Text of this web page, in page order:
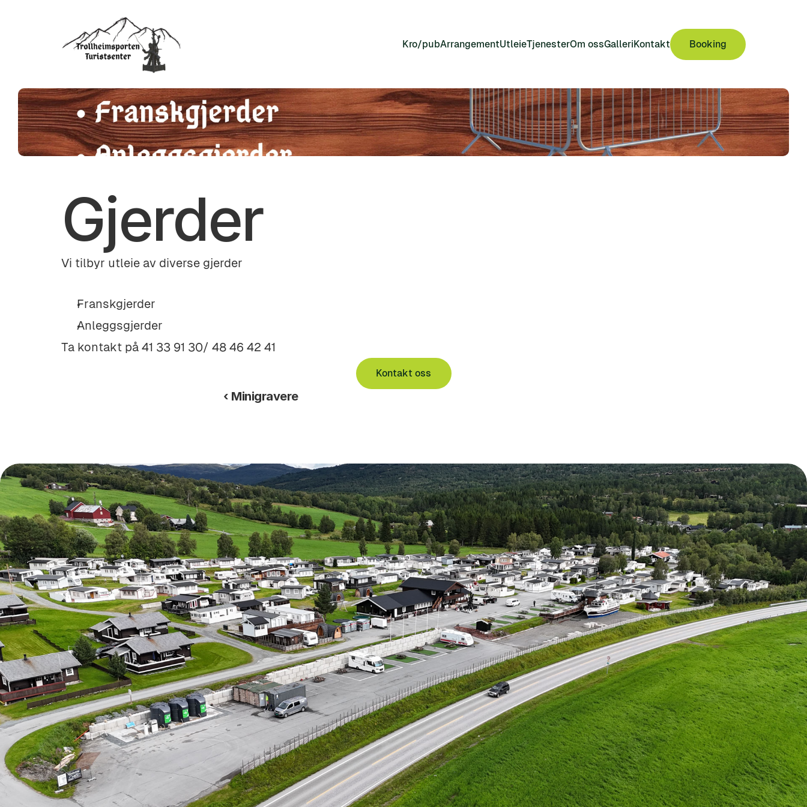
Kro/pubArrangementUtleieTjenesterOm ossGalleriKontakt Booking
Gjerder
Vi tilbyr utleie av diverse gjerder
Franskgjerder
Anleggsgjerder
Ta kontakt på 41 33 91 30/ 48 46 42 41
Kontakt oss
‹ Minigravere
Velkommen til oss
Book
Følg oss på Facebook!
Linker
Hjem
Kro/pub
Arrangement
Galleri
Om oss
Utleie
Kontakt
Kontakt oss
Gamle Festavegen 30, 7340 OPPDAL
turist@oppdal.com
+47 484 64 241
+47 413 39 130
+47 401 99 109 Direktetelefon til kroa.
Besvares kun i kroa åpningstider. Take
away m.m.